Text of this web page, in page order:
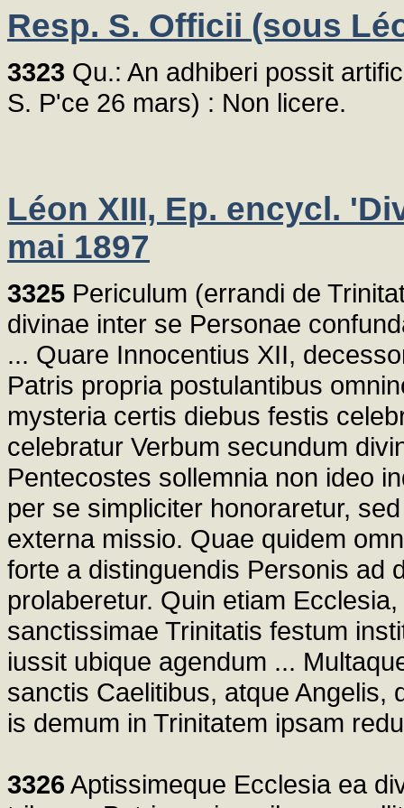
Resp. S. Officii (sous
3323 Qu.: An adhiberi possit
S. P'ce 26 mars) : Non licere.
Léon XIII, Ep. encycl.
mai 1897
3325 Periculum (errandi de
divinae inter se Personae
... Quare Innocentius XII,
Patris propria postulantibus
mysteria certis diebus festis
celebratur Verbum secundum
Pentecostes sollemnia non ideo
per se simpliciter honoraretur,
externa missio. Quae quidem
forte a distinguendis Personis ad
prolaberetur. Quin etiam
sanctissimae Trinitatis festum
iussit ubique agendum ...
sanctis Caelitibus, atque Angelis,
is demum in Trinitatem ipsam
3326 Aptissimeque Ecclesia ea